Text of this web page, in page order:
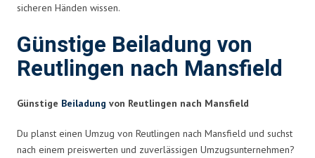
sicheren Händen wissen.
Günstige Beiladung von
Reutlingen nach Mansfield
Günstige Beiladung von Reutlingen nach Mansfield
Du planst einen Umzug von Reutlingen nach Mansfield und suchst
nach einem preiswerten und zuverlässigen Umzugsunternehmen?